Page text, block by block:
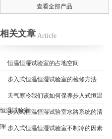
查看全部产品
相关文章 Article
恒温恒湿试验室的占地空间
步入式恒温恒湿试验室的检修方法
天气寒冷我们该如何保养步入式恒温
恒湿试验室
步入式恒温恒湿试验室水路系统的清
理 步入式恒温恒湿试验室不制冷的因素